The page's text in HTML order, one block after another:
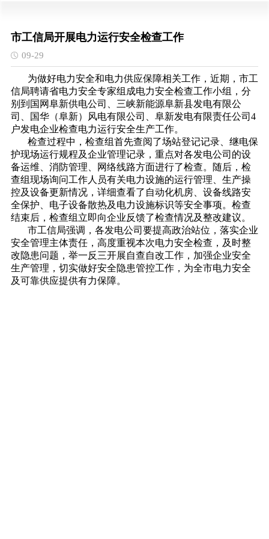
市工信局开展电力运行安全检查工作
09-29
为做好电力安全和电力供应保障相关工作，近期，市工
信局聘请省电力安全专家组成电力安全检查工作小组，分
别到国网阜新供电公司、三峡新能源阜新县发电有限公
司、国华（阜新）风电有限公司、阜新发电有限责任公司4
户发电企业检查电力运行安全生产工作。
检查过程中，检查组首先查阅了场站登记记录、继电保
护现场运行规程及企业管理记录，重点对各发电公司的设
备运维、消防管理、网络线路方面进行了检查。随后，检
查组现场询问工作人员有关电力设施的运行管理、生产操
控及设备更新情况，详细查看了自动化机房、设备线路安
全保护、电子设备散热及电力设施标识等安全事项。检查
结束后，检查组立即向企业反馈了检查情况及整改建议。
市工信局强调，各发电公司要提高政治站位，落实企业
安全管理主体责任，高度重视本次电力安全检查，及时整
改隐患问题，举一反三开展自查自改工作，加强企业安全
生产管理，切实做好安全隐患管控工作，为全市电力安全
及可靠供应提供有力保障。